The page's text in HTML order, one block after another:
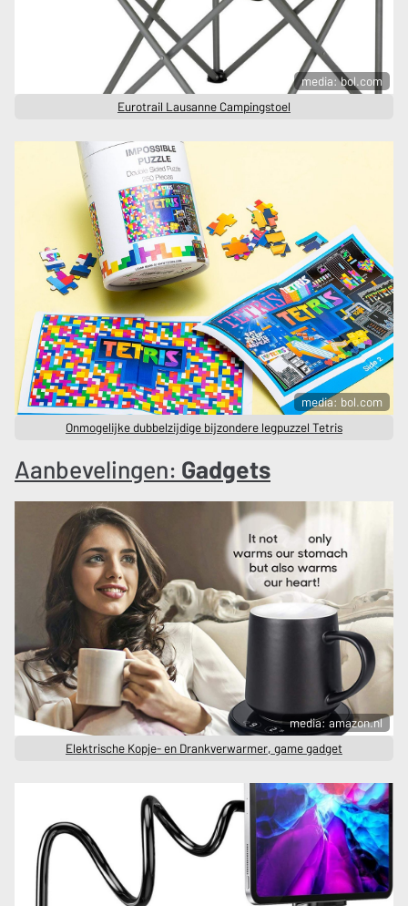
media: bol.com
Eurotrail Lausanne Campingstoel
media: bol.com
Onmogelijke dubbelzijdige bijzondere legpuzzel Tetris
Aanbevelingen: Gadgets
media: amazon.nl
Elektrische Kopje- en Drankverwarmer, game gadget